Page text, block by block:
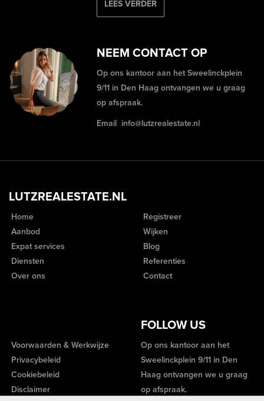
LEES VERDER
NEEM CONTACT OP
Op ons kantoor aan het Sweelinckplein
9/11 in Den Haag ontvangen we u graag
op afspraak.
Email info@lutzrealestate.nl
LUTZREALESTATE.NL
Home
Aanbod
Expat services
Diensten
Over ons
Registreer
Wijken
Blog
Referenties
Contact
FOLLOW US
Voorwaarden & Werkwijze
Privacybeleid
Cookiebeleid
Disclaimer
Op ons kantoor aan het
Sweelinckplein 9/11 in Den
Haag ontvangen we u graag
op afspraak.